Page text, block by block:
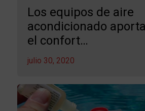
Los equipos de aire
acondicionado
el confort…
julio 30, 2020